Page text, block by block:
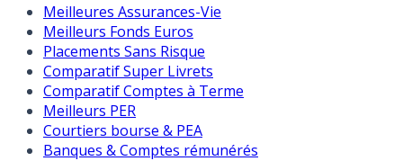
Meilleures Assurances-Vie
Meilleurs Fonds Euros
Placements Sans Risque
Comparatif Super Livrets
Comparatif Comptes à Terme
Meilleurs PER
Courtiers bourse & PEA
Banques & Comptes rémunérés